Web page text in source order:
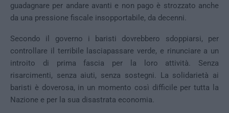
guadagnare per andare avanti e non pago è strozzato anche
da una pressione fiscale insopportabile, da decenni.
Secondo il governo i baristi dovrebbero sdoppiarsi, per
controllare il terribile lasciapassare verde, e rinunciare a un
introito di prima fascia per la loro attività. Senza
risarcimenti, senza aiuti, senza sostegni. La solidarietà ai
baristi è doverosa, in un momento così difficile per tutta la
Nazione e per la sua disastrata economia.